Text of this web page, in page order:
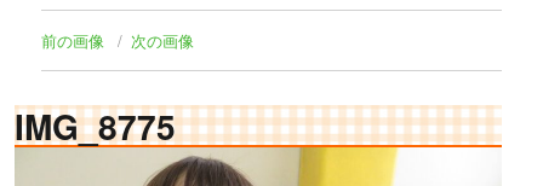
前の画像 次の画像
IMG_8775